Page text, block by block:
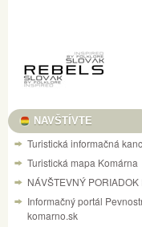
NAVŠTÍVTE
Turistická informačná
Turistická mapa Komárna
NÁVŠTEVNÝ
Informačný portál
komarno.sk